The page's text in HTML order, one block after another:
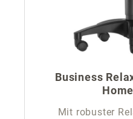
Business
Mit robuster